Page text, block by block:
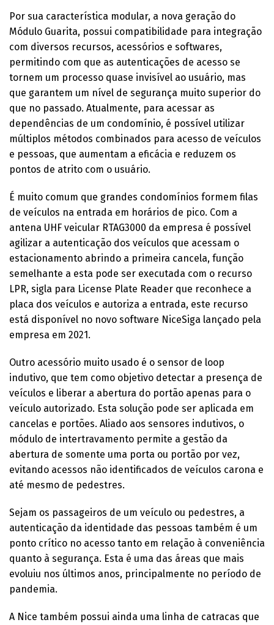
Por sua característica modular, a nova geração do
Módulo Guarita, possui compatibilidade para integração
com diversos recursos, acessórios e softwares,
permitindo com que as autenticações de acesso se
tornem um processo quase invisível ao usuário, mas
que garantem um nível de segurança muito superior do
que no passado. Atualmente, para acessar as
dependências de um condomínio, é possível utilizar
múltiplos métodos combinados para acesso de veículos
e pessoas, que aumentam a eficácia e reduzem os
pontos de atrito com o usuário.
É muito comum que grandes condomínios formem filas
de veículos na entrada em horários de pico. Com a
antena UHF veicular RTAG3000 da empresa é possível
agilizar a autenticação dos veículos que acessam o
estacionamento abrindo a primeira cancela, função
semelhante a esta pode ser executada com o recurso
LPR, sigla para License Plate Reader que reconhece a
placa dos veículos e autoriza a entrada, este recurso
está disponível no novo software NiceSiga lançado pela
empresa em 2021.
Outro acessório muito usado é o sensor de loop
indutivo, que tem como objetivo detectar a presença de
veículos e liberar a abertura do portão apenas para o
veículo autorizado. Esta solução pode ser aplicada em
cancelas e portões. Aliado aos sensores indutivos, o
módulo de intertravamento permite a gestão da
abertura de somente uma porta ou portão por vez,
evitando acessos não identificados de veículos carona e
até mesmo de pedestres.
Sejam os passageiros de um veículo ou pedestres, a
autenticação da identidade das pessoas também é um
ponto crítico no acesso tanto em relação à conveniência
quanto à segurança. Esta é uma das áreas que mais
evoluiu nos últimos anos, principalmente no período de
pandemia.
A Nice também possui ainda uma linha de catracas que